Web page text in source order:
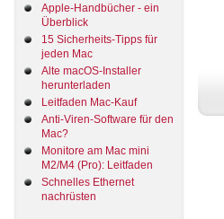
Apple-Handbücher - ein
Überblick
15 Sicherheits-Tipps für
jeden Mac
Alte macOS-Installer
herunterladen
Leitfaden Mac-Kauf
Anti-Viren-Software für den
Mac?
Monitore am Mac mini
M2/M4 (Pro): Leitfaden
Schnelles Ethernet
nachrüsten